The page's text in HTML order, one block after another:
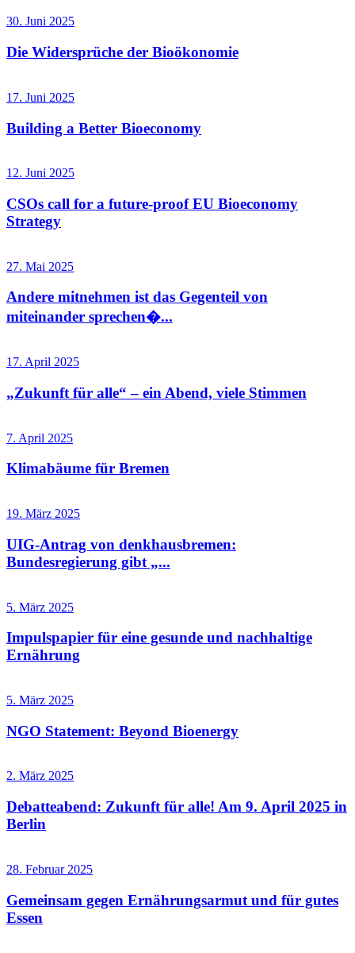
30. Juni 2025
Die Widersprüche der Bioökonomie
17. Juni 2025
Building a Better Bioeconomy
12. Juni 2025
CSOs call for a future-proof EU Bioeconomy
Strategy
27. Mai 2025
Andere mitnehmen ist das Gegenteil von
miteinander sprechen�...
17. April 2025
„Zukunft für alle“ – ein Abend, viele Stimmen
7. April 2025
Klimabäume für Bremen
19. März 2025
UIG-Antrag von denkhausbremen:
Bundesregierung gibt „...
5. März 2025
Impulspapier für eine gesunde und nachhaltige
Ernährung
5. März 2025
NGO Statement: Beyond Bioenergy
2. März 2025
Debatteabend: Zukunft für alle! Am 9. April 2025 in
Berlin
28. Februar 2025
Gemeinsam gegen Ernährungsarmut und für gutes
Essen